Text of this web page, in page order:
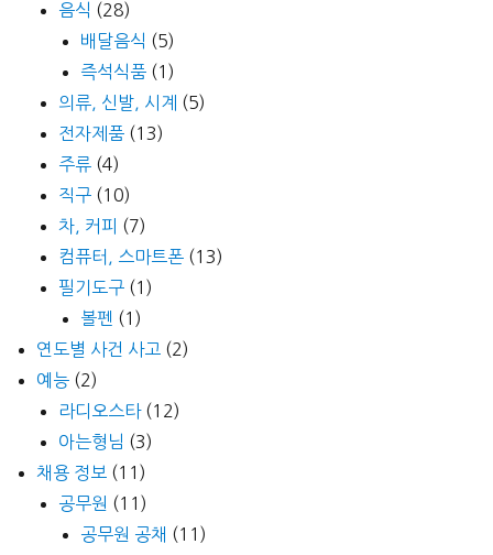
음식 (28)
배달음식 (5)
즉석식품 (1)
의류, 신발, 시계
(5)
전자제품 (13)
주류 (4)
직구 (10)
차, 커피 (7)
컴퓨터, 스마트폰 (13)
필기도구 (1)
볼펜 (1)
연도별 사건 사고 (2)
예능 (2)
라디오스타(12)
아는형님 (3)
채용 정보 (11)
공무원 (11)
공무원 공채 (11)